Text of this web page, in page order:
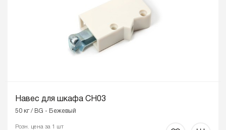
Навес для шкафа CH03
50 кг / BG - Бежевый
Розн. цена за 1 шт